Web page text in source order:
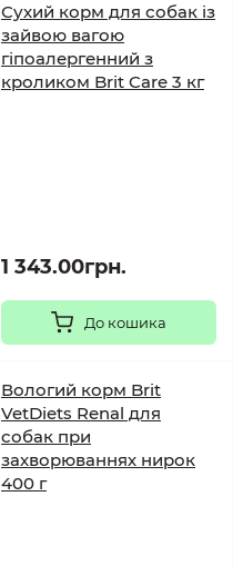
Сухий корм для собак із
зайвою вагою
гіпоалергенний з
кроликом Brit Care 3 кг
1 343.00грн.
До кошика
Вологий корм Brit
VetDiets Renal для
собак при
захворюваннях нирок
400 г